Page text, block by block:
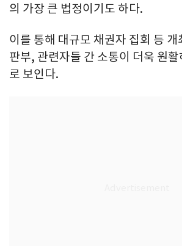
의 가장 큰 법정이기도 하다.
이를 통해 대규모 채권자 집회 등 개
판부, 관련자들 간 소통이 더욱 원
로 보인다.